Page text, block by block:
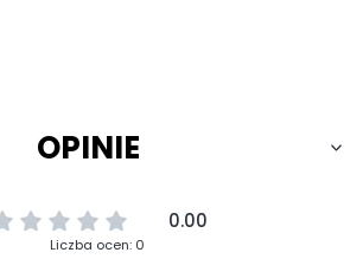
OPINIE
0.00
Liczba ocen: 0